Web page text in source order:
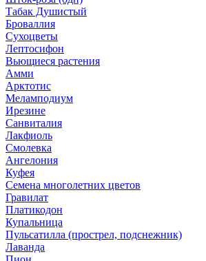
Табак Душистый
Броваллия
Сухоцветы
Лептосифон
Вьющиеся растения
Амми
Арктотис
Меламподиум
Ирезине
Санвиталия
Лакфиоль
Смолевка
Ангелония
Куфея
Семена многолетних цветов
Гравилат
Платикодон
Купальница
Пульсатилла (прострел, подснежник)
Лаванда